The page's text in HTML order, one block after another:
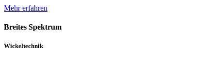
Mehr erfahren
Breites Spektrum
Wickeltechnik